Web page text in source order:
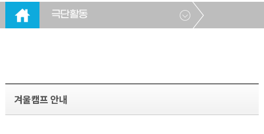
극단활동
겨울캠프 안내